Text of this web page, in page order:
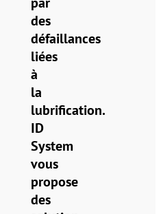
des
défaillances
liées
à
la
lubrification.
ID
System
vous
propose
des